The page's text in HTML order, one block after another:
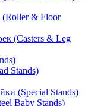
(Roller & Floor
(Casters & Leg
Stands)
(Special Stands)
Baby Stands)